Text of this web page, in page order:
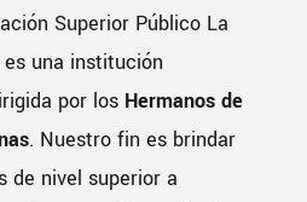
Superior Público La
una institución
por los Hermanos de
. Nuestro fin es brindar
de nivel superior a